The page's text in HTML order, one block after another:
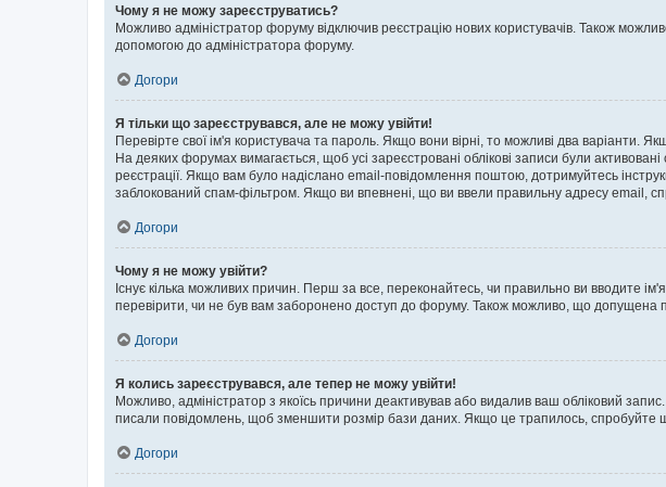
Чому я не можу зареєструватись?
Можливо адміністратор форуму відключив реєстрацію нових користувачів. Також
допомогою до адміністратора форуму.
Догори
Я тільки що зареєструвався, але не можу увійти!
Перевірте свої ім'я користувача та пароль. Якщо вони вірні, то можливі два варіанти.
На деяких форумах вимагається, щоб усі зареєстровані облікові записи були
реєстрації. Якщо вам було надіслано email-повідомлення поштою, дотримуйтесь
заблокований спам-фільтром. Якщо ви впевнені, що ви ввели правильну адресу email,
Догори
Чому я не можу увійти?
Існує кілька можливих причин. Перш за все, переконайтесь, чи правильно ви вводите
перевірити, чи не був вам заборонено доступ до форуму. Також можливо, що допущена
Догори
Я колись зареєструвався, але тепер не можу увійти!
Можливо, адміністратор з якоїсь причини деактивував або видалив ваш обліковий
писали повідомлень, щоб зменшити розмір бази даних. Якщо це трапилось, спробуйте
Догори